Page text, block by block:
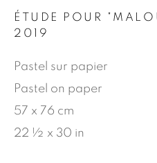
COMMUNIQUÉ DE
VUES DE
© 2026 JEAN-MARIE
ÉTUDE POUR
2019
Pastel sur papier
Pastel on paper
57 x 76 cm
22 ½ x 30 in